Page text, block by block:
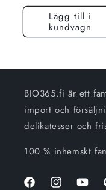
pris
Lägg till i
kundvagn
BIO365.fi är ett
import och
delikatesser och
100 % inhemskt